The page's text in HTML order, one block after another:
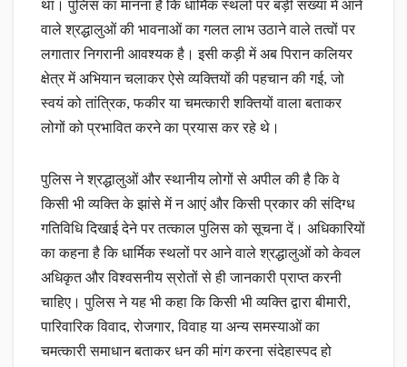
था। पुलिस का मानना है कि धार्मिक स्थलों पर बड़ी संख्या में आने
वाले श्रद्धालुओं की भावनाओं का गलत लाभ उठाने वाले तत्वों पर
लगातार निगरानी आवश्यक है। इसी कड़ी में अब पिरान कलियर
क्षेत्र में अभियान चलाकर ऐसे व्यक्तियों की पहचान की गई, जो
स्वयं को तांत्रिक, फकीर या चमत्कारी शक्तियों वाला बताकर
लोगों को प्रभावित करने का प्रयास कर रहे थे।
पुलिस ने श्रद्धालुओं और स्थानीय लोगों से अपील की है कि वे
किसी भी व्यक्ति के झांसे में न आएं और किसी प्रकार की संदिग्ध
गतिविधि दिखाई देने पर तत्काल पुलिस को सूचना दें। अधिकारियों
का कहना है कि धार्मिक स्थलों पर आने वाले श्रद्धालुओं को केवल
अधिकृत और विश्वसनीय स्रोतों से ही जानकारी प्राप्त करनी
चाहिए। पुलिस ने यह भी कहा कि किसी भी व्यक्ति द्वारा बीमारी,
पारिवारिक विवाद, रोजगार, विवाह या अन्य समस्याओं का
चमत्कारी समाधान बताकर धन की मांग करना संदेहास्पद हो